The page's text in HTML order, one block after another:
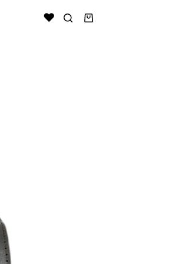
Shopping